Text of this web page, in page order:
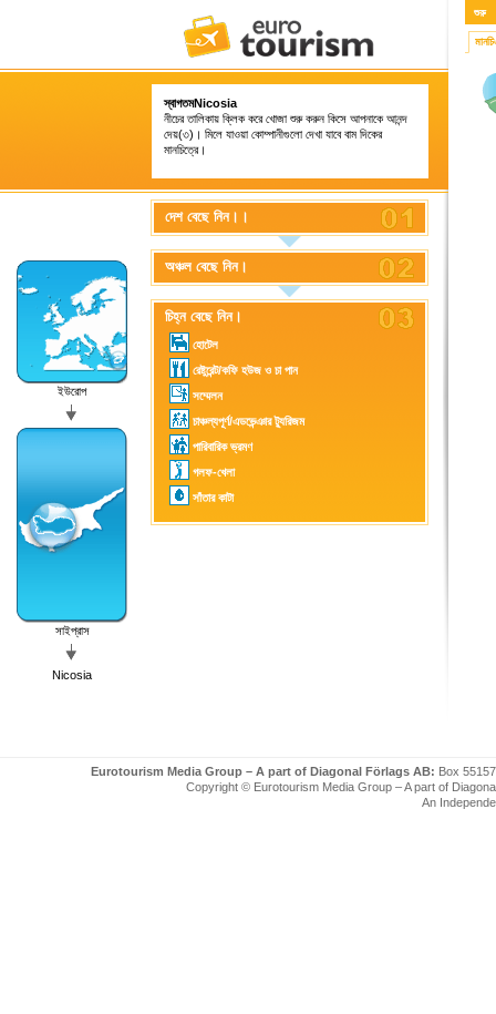
স্বাগতমNicosia
নীচের তালিকায় ক্লিক করে খোজা শুরু করুন কিসে আপনাকে আনন্দ
দেয়(৩)। মিলে যাওয়া কোম্পানীগুলো দেখা যাবে বাম দিকের
মানচিত্রে।
ইউরোপ
সাইপ্রাস
Nicosia
দেশ বেছে নিন।।
অঞ্চল বেছে নিন।
চিহ্ন বেছে নিন।
হোটেল
রেষ্টুরেন্ট/কফি হউজ ও চা পান
সম্মেলন
চাঞ্চল্যপূর্ণ/এডভেন্ঞার ট্যুরিজম
পারিবারিক ভ্রমণ
গলফ-খেলা
সাঁতার কাটা
শুরু
Eurotourism Media Group – A part of Diagonal Förlags AB: Box
Copyright © Eurotourism Media Group – A part of
An